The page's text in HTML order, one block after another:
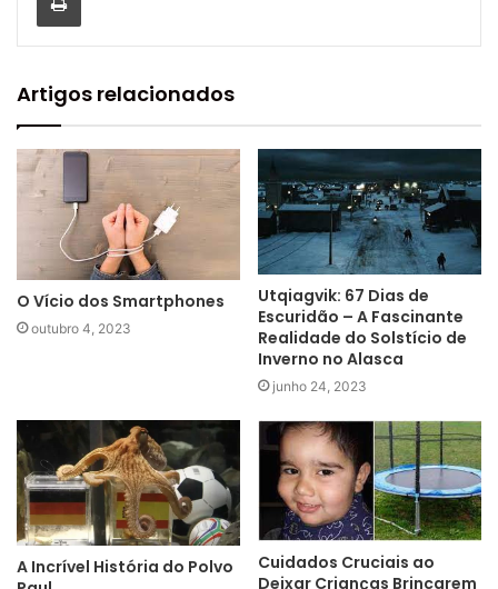
Artigos relacionados
O Vício dos Smartphones
outubro 4, 2023
Utqiagvik: 67 Dias de
Escuridão – A Fascinante
Realidade do Solstício de
Inverno no Alasca
junho 24, 2023
A Incrível História do Polvo
Cuidados Cruciais ao
Deixar Crianças Brincarem